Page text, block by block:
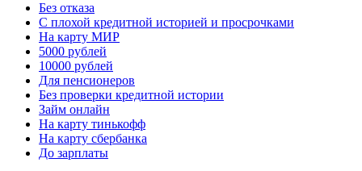
Без отказа
С плохой кредитной историей и просрочками
На карту МИР
5000 рублей
10000 рублей
Для пенсионеров
Без проверки кредитной истории
Займ онлайн
На карту тинькофф
На карту сбербанка
До зарплаты